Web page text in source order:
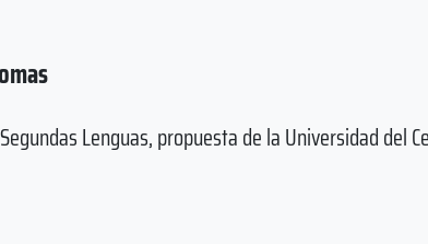
Lenguas, propuesta de la Universidad del